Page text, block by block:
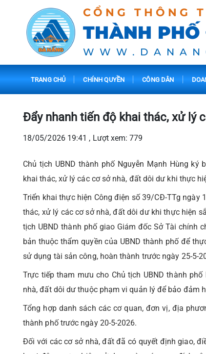
CỔNG THÔNG
THÀNH
TRANG CHỦ CHÍNH QUYỀN CÔNG DÂN
Đẩy nhanh tiến độ khai thác, xử lý
18/05/2026 19:41 , Lượt xem: 779
Chủ tịch UBND thành phố Nguyễn Mạnh Hùng ký
khai thác, xử lý các cơ sở nhà, đất dôi dư khi thực
Triển khai thực hiện Công điện số 39/CĐ-TTg
thác, xử lý các cơ sở nhà, đất dôi dư khi thực hiện
tịch UBND thành phố giao Giám đốc Sở Tài chính
bản thuộc thẩm quyền của UBND thành phố để
sử dụng tài sản công, hoàn thành trước ngày 25-5-
Trực tiếp tham mưu cho Chủ tịch UBND thành
nhà, đất dôi dư thuộc phạm vi quản lý để bảo đảm
Tổng hợp danh sách các cơ quan, đơn vị, địa
thành phố trước ngày 20-5-2026.
Đối với các cơ sở nhà, đất đã có quyết định giao,